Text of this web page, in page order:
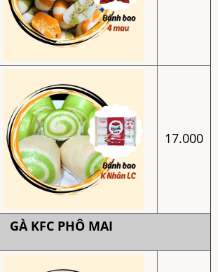
17.000
GÀ KFC PHÔ MAI